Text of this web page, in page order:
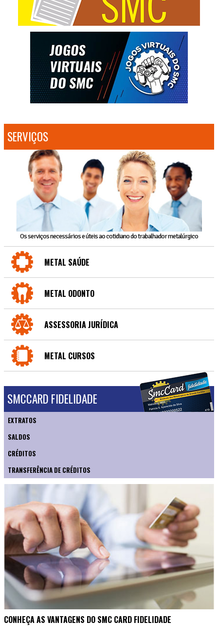
SERVIÇOS
Os serviços necessários e úteis ao cotidiano do trabalhador metalúrgico
METAL SAÚDE
METAL ODONTO
ASSESSORIA JURÍDICA
METAL CURSOS
SMCCARD FIDELIDADE
EXTRATOS
SALDOS
CRÉDITOS
TRANSFERÊNCIA DE CRÉDITOS
CONHEÇA AS VANTAGENS DO SMC CARD FIDELIDADE